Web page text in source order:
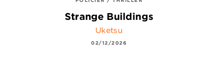
Strange Buildings
Uketsu
02/12/2026